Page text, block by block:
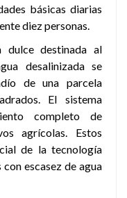
básicas diarias
diez personas.
dulce destinada al
desalinizada se
de una parcela
El sistema
completo de
agrícolas. Estos
de la tecnología
escasez de agua